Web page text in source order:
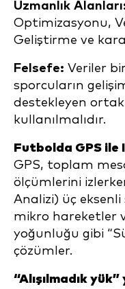
Uzmanlık
Optimizasyonu,
Geliştirme ve
Felsefe: Veriler
sporcuların
destekleyen
kullanılmalıdır.
Futbolda GPS ile
GPS, toplam
ölçümlerini
Analizi) üç
mikro hareketler
yoğunluğu gibi
çözümler.
“Alışılmadık